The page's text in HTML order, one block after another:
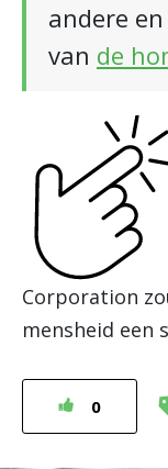
andere
van de
Corporation
mensheid een
0